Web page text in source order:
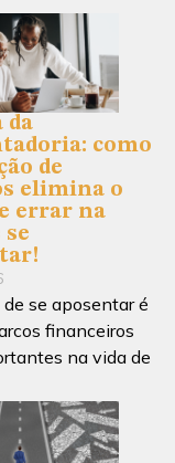
da
como
de
elimina o
errar na
se
se aposentar é
financeiros
na vida de